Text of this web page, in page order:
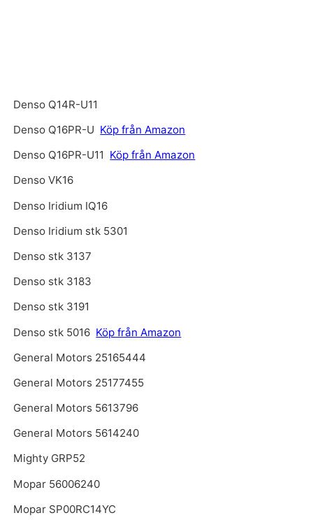
Denso Q14R-U11
Denso Q16PR-U Köp från Amazon
Denso Q16PR-U11 Köp från Amazon
Denso VK16
Denso Iridium IQ16
Denso Iridium stk 5301
Denso stk 3137
Denso stk 3183
Denso stk 3191
Denso stk 5016 Köp från Amazon
General Motors 25165444
General Motors 25177455
General Motors 5613796
General Motors 5614240
Mighty GRP52
Mopar 56006240
Mopar SP00RC14YC